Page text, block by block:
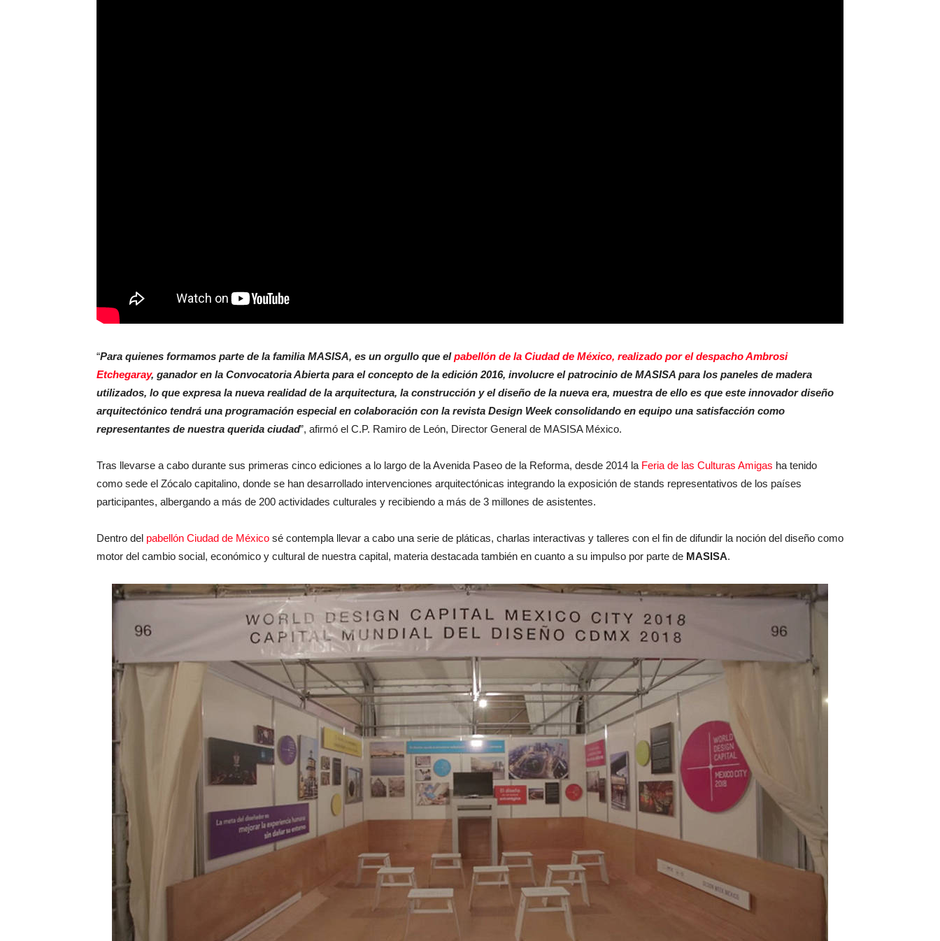
“Para quienes formamos parte de la familia MASISA, es un orgullo que elpabellón de la Ciudad de México, realizado por el despacho Ambrosi
Etchegaray, ganador en la Convocatoria Abierta para el concepto de la edición 2016, involucre el patrocinio de MASISA para los paneles de madera
utilizados, lo que expresa la nueva realidad de la arquitectura, la construcción y el diseño de la nueva era, muestra de ello es que este innovador diseño
arquitectónico tendrá una programación especial en colaboración con la revista Design Week consolidando en equipo una satisfacción como
representantes de nuestra querida ciudad”, afirmó el C.P. Ramiro de León, Director General de MASISA México.
Tras llevarse a cabo durante sus primeras cinco ediciones a lo largo de la Avenida Paseo de la Reforma, desde 2014 la Feria de las Culturas Amigas ha tenido
como sede el Zócalo capitalino, donde se han desarrollado intervenciones arquitectónicas integrando la exposición de stands representativos de los países
participantes, albergando a más de 200 actividades culturales y recibiendo a más de 3 millones de asistentes.
Dentro del pabellón Ciudad de México sé contempla llevar a cabo una serie de pláticas, charlas interactivas y talleres con el fin de difundir la noción del diseño como
motor del cambio social, económico y cultural de nuestra capital, materia destacada también en cuanto a su impulso por parte de MASISA.